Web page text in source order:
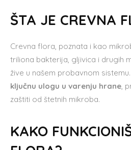
ŠTA JE CREVNA
Crevna flora, poznata i kao
triliona bakterija, gljivica i drugih
žive u našem probavnom
ključnu ulogu u varenju hrane,
zaštiti od štetnih mikroba.
KAKO